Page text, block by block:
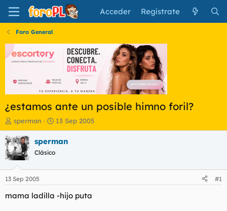
Acceder Regístrate
Foro General
¿estamos ante un posible himno foril?
I
n
i
c
i
a
d
o
r
sperman
F
e
c
i
13 Sep 2005
sperman
Clásico
13 Sep 2005 #1
mama ladilla -hijo puta